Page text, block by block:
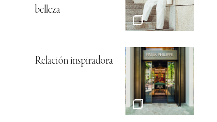
belleza
Relación inspiradora